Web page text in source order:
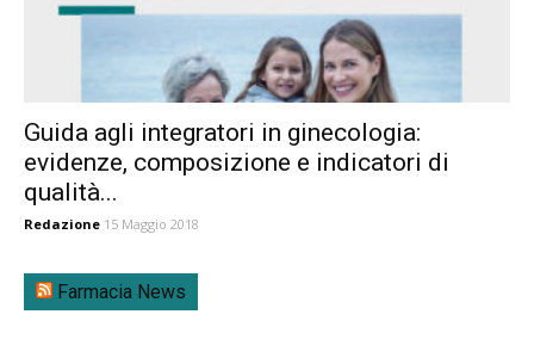
Guida agli integratori in ginecologia:
evidenze, composizione e indicatori di
qualità...
Redazione 15 Maggio 2018
Farmacia News